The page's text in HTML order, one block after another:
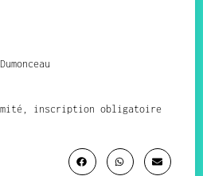
inscription obligatoire